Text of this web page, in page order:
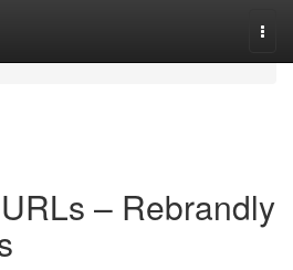
– Rebrandly